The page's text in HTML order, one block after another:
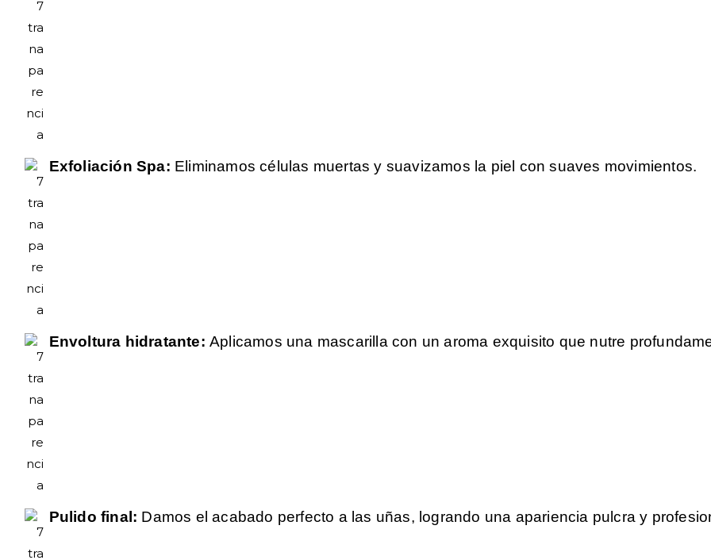
Exfoliación Spa: Eliminamos células muertas y suavizamos la piel con suaves movimientos.
Envoltura hidratante: Aplicamos una mascarilla con un aroma exquisito que nutre
Pulido final: Damos el acabado perfecto a las uñas, logrando una apariencia pulcra y